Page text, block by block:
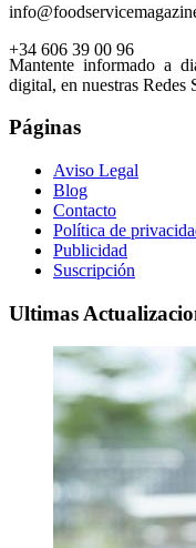
+34 606 39 00 96
Mantente informado a
digital, en nuestras Redes
Páginas
Aviso Legal
Blog
Contacto
Política de
Publicidad
Suscripción
Ultimas